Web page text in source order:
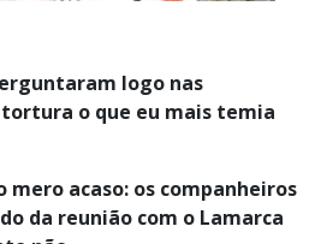
logo nas
o que eu mais temia
acaso: os companheiros
da reunião com o Lamarca